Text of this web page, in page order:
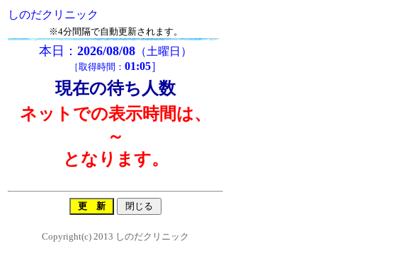
しのだクリニック
※4分間隔で自動更新されます。
本日： 2026/08/08 （土曜日）
［取得時間： 01:05］
現在の待ち人数
ネットでの表示時間は、
～
となります。
Copyright(c) 2013 しのだクリニック